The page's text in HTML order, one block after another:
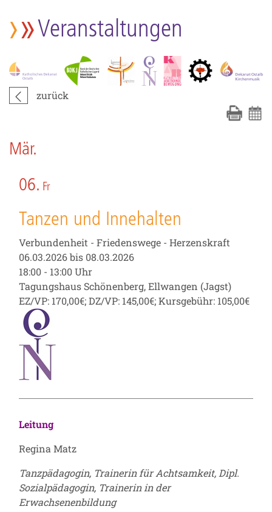
Veranstaltungen
zurück
Mär.
06. Fr
Tanzen und Innehalten
Verbundenheit - Friedenswege - Herzenskraft
06.03.2026 bis 08.03.2026
18:00 - 13:00 Uhr
Tagungshaus Schönenberg, Ellwangen (Jagst)
EZ/VP: 170,00€; DZ/VP: 145,00€; Kursgebühr: 105,00€
Leitung
Regina Matz
Tanzpädagogin, Trainerin für Achtsamkeit, Dipl.
Sozialpädagogin, Trainerin in der
Erwachsenenbildung